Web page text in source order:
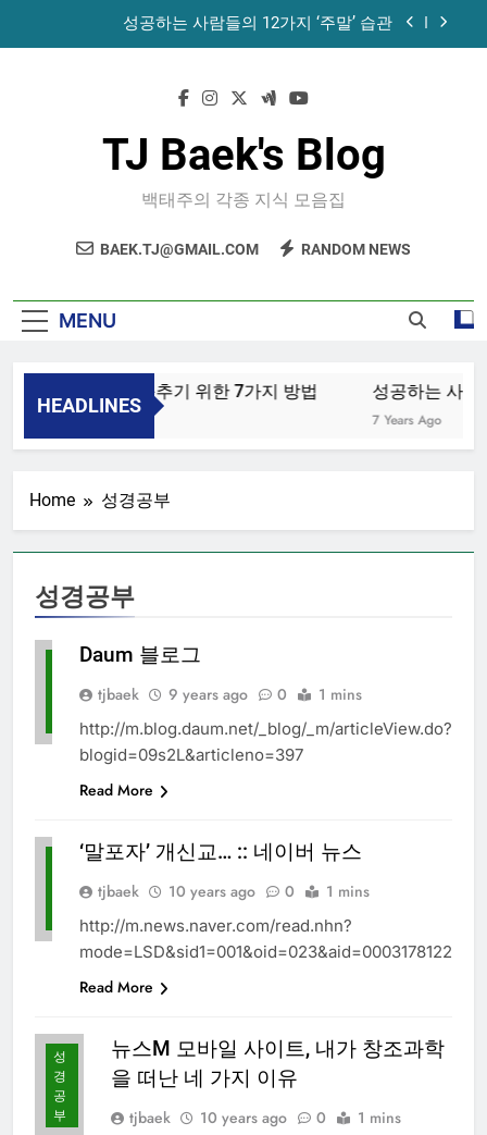
성공하는 사람들의 12가지 ‘주말’ 습관
노화를 늦추기 위한 7가지 방법
성공하는 사람들의 12가지 ‘주말’ 습관
공목에 먹는 마늘과 꿀의 놀라운 효능 – 건강을 위
TJ Baek's Blog
백태주의 각종 지식 모음집
BAEK.TJ@GMAIL.COM RANDOM NEWS
MENU
HEADLINES
노화를 늦추기 위한 7가지 방법 성공하는 사람
7 Years Ago
Home 성경공부
성경공부
Daum 블로그
tjbaek 9 years ago 0 1 mins
http://m.blog.daum.net/_blog/_m/articleView.do?
blogid=09s2L&articleno=397
Read More
‘말포자’ 개신교… :: 네이버 뉴스
tjbaek 10 years ago 0 1 mins
http://m.news.naver.com/read.nhn?
mode=LSD&sid1=001&oid=023&aid=0003178122
Read More
성
경
공
부
뉴스M 모바일 사이트, 내가 창조과학
을 떠난 네 가지 이유
tjbaek 10 years ago 0 1 mins